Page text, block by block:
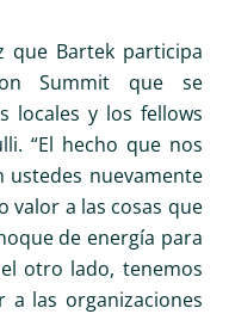
que Bartek participa
Summit que se
locales y los fellows
“El hecho que nos
nuevamente
valor a las cosas que
de energía para
otro lado, tenemos
a las organizaciones